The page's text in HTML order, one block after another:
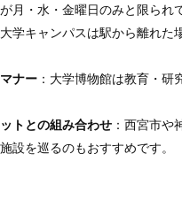
月・水・金曜日のみと限られ
大学キャンパスは駅から離れ
ナー ：大学博物館は教育・
トとの組み合わせ ：西宮市
設を巡るのもおすすめです。